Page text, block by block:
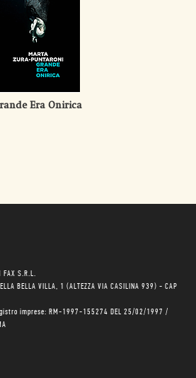
Era Onirica
FAX S.R.L.
BELLA VILLA, 1 (ALTEZZA VIA CASILINA 939) - CAP
imprese: RM-1997-155274 DEL 25/02/1997 /